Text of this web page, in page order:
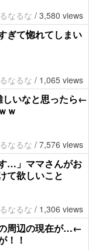
るなるな / 3,580 views
ぎて惚れてしまい
るなるな / 1,065 views
しいなと思ったら←
ｗ
るなるな / 7,576 views
…」ママさんがお
て欲しいこと
るなるな / 1,306 views
周辺の現在が…←
！！